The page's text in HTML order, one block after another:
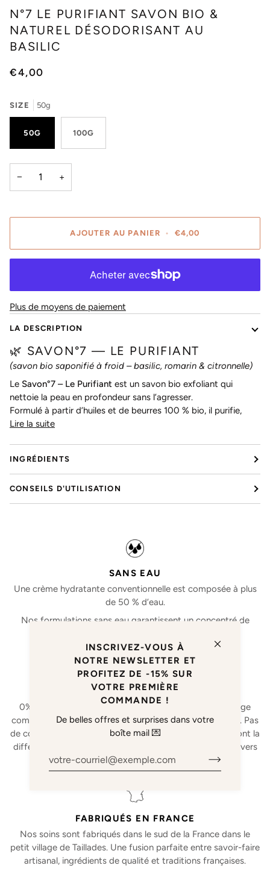
INSCRIVEZ-VOUS À
NOTRE NEWSLETTER ET
PROFITEZ DE -15% SUR
VOTRE PREMIÈRE
COMMANDE !
De belles offres et surprises dans votre
boîte mail 💌
N°7 LE PURIFIANT SAVON BIO &
NATUREL DÉSODORISANT AU
BASILIC
€4,00
SIZE 50g
50G 100G
− +
AJOUTER AU PANIER • €4,00
Plus de moyens de paiement
LA DESCRIPTION
🌿 SAVON°7 — LE PURIFIANT
(savon bio saponifié à froid – basilic, romarin & citronnelle)
Le Savon°7 – Le Purifiant est un savon bio exfoliant qui
nettoie la peau en profondeur sans l’agresser.
Formulé à partir d’huiles et de beurres 100 % bio, il purifie,
Lire la suite
INGRÉDIENTS
CONSEILS D'UTILISATION
SANS EAU
Une crème hydratante conventionnelle est composée à plus
de 50 % d’eau.
Nos formulations sans eau garantissent un concentré de
CONCENTRÉS EN ACTIFS
0% d’eau, 100% d’actifs. Chez nous, chaque pourcentage
compte : 100% d'actifs signifie 100% d'ingrédients utiles. Pas
de compromis, seulement l'essentiel pour des soins qui font la
différence, alliant efficacité maximale et engagement envers
la qualité.
FABRIQUÉS EN FRANCE
Nos soins sont fabriqués dans le sud de la France dans le
petit village de Taillades. Une fusion parfaite entre savoir-faire
artisanal, ingrédients de qualité et traditions françaises.